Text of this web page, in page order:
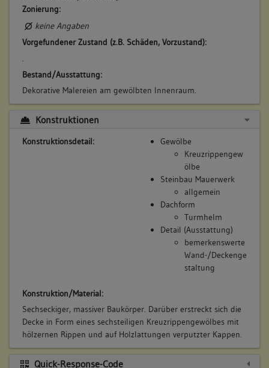
Zonierung:
keine Angaben
Vorgefundener Zustand (z.B. Schäden, Vorzustand):
.
Bestand/Ausstattung:
Dekorative Malereien am gewölbten Innenraum.
Konstruktionen
Konstruktionsdetail:
Gewölbe
Kreuzrippengew
ölbe
Steinbau Mauerwerk
allgemein
Dachform
Turmhelm
Detail (Ausstattung)
bemerkenswerte
Wand-/Deckenge
staltung
Konstruktion/Material:
Sechseckiger, massiver Baukörper. Darüber erstreckt sich die
Decke in Form eines sechsteiligen Kreuzrippengewölbes mit
hölzernen Rippen und auf Holzlattungen verputzter Kappen.
Quick-Response-Code